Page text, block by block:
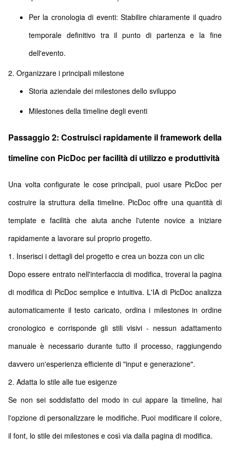
Per la cronologia di eventi: Stabilire chiaramente il quadro
temporale definitivo tra il punto di partenza e la fine
dell'evento.
2. Organizzare i principali milestone
Storia aziendale dei milestones dello sviluppo
Milestones della timeline degli eventi
Passaggio 2: Costruisci rapidamente il framework della
timeline con PicDoc per facilità di utilizzo e produttività
Una volta configurate le cose principali, puoi usare PicDoc per
costruire la struttura della timeline. PicDoc offre una quantità di
template e facilità che aiuta anche l'utente novice a iniziare
rapidamente a lavorare sul proprio progetto.
1. Inserisci i dettagli del progetto e crea un bozza con un clic
Dopo essere entrato nell'interfaccia di modifica, troverai la pagina
di modifica di PicDoc semplice e intuitiva. L'IA di PicDoc analizza
automaticamente il testo caricato, ordina i milestones in ordine
cronologico e corrisponde gli stili visivi - nessun adattamento
manuale è necessario durante tutto il processo, raggiungendo
davvero un'esperienza efficiente di "input e generazione".
2. Adatta lo stile alle tue esigenze
Se non sei soddisfatto del modo in cui appare la timeline, hai
l'opzione di personalizzare le modifiche. Puoi modificare il colore,
il font, lo stile dei milestones e così via dalla pagina di modifica.